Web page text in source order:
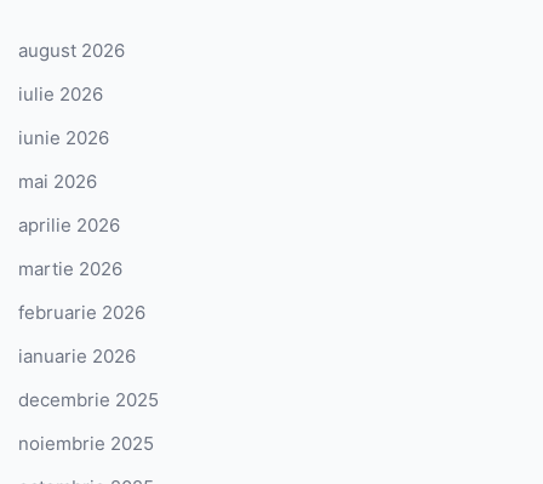
august 2026
iulie 2026
iunie 2026
mai 2026
aprilie 2026
martie 2026
februarie 2026
ianuarie 2026
decembrie 2025
noiembrie 2025